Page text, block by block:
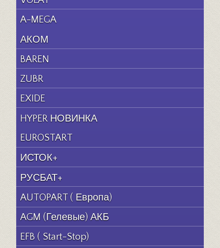
A-MEGA
АКОМ
BAREN
ZUBR
EXIDE
HYPER НОВИНКА
EUROSTART
ИСТОК+
РУСБАТ+
AUTOPART ( Европа)
AGM (Гелевые) АКБ
EFB ( Start-Stop)